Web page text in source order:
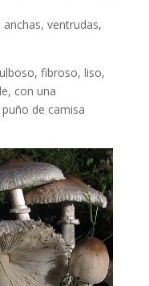
ventrudas,
fibroso, liso,
con una
de camisa